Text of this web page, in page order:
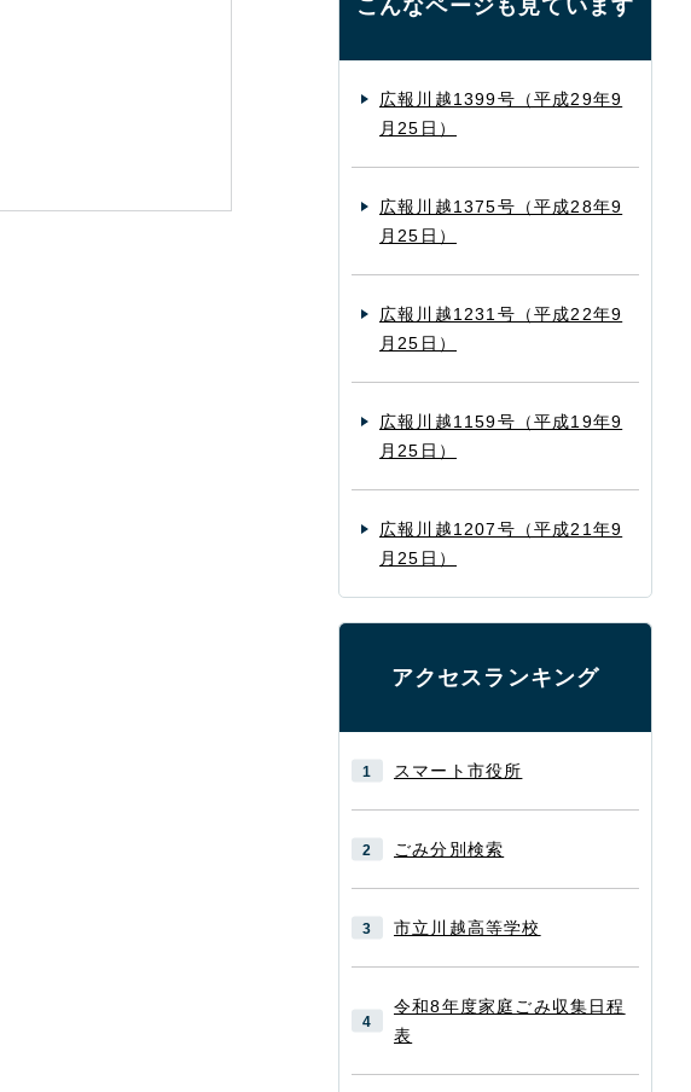
こんなページも見ています
広報川越1399号（平成29年9
月25日）
広報川越1375号（平成28年9
月25日）
広報川越1231号（平成22年9
月25日）
広報川越1159号（平成19年9
月25日）
広報川越1207号（平成21年9
月25日）
アクセスランキング
スマート市役所
ごみ分別検索
市立川越高等学校
令和8年度家庭ごみ収集日程
表